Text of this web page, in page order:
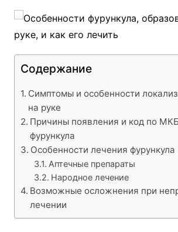
Содержание
Симптомы и особенности
на руке
Причины появления и код по
фурункула
Особенности лечения фурункула
Аптечные препараты
Народное лечение
Возможные осложнения при
лечении